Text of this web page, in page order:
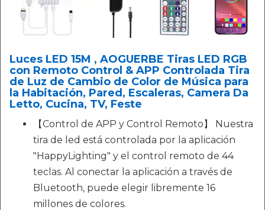
Luces LED 15M , AOGUERBE Tiras LED RGB
con Remoto Control & APP Controlada Tira
de Luz de Cambio de Color de Música para
la Habitación, Pared, Escaleras, Camera Da
Letto, Cucina, TV, Feste
【Control de APP y Control Remoto】 Nuestra
tira de led está controlada por la aplicación
"HappyLighting" y el control remoto de 44
teclas. Al conectar la aplicación a través de
Bluetooth, puede elegir libremente 16
millones de colores.